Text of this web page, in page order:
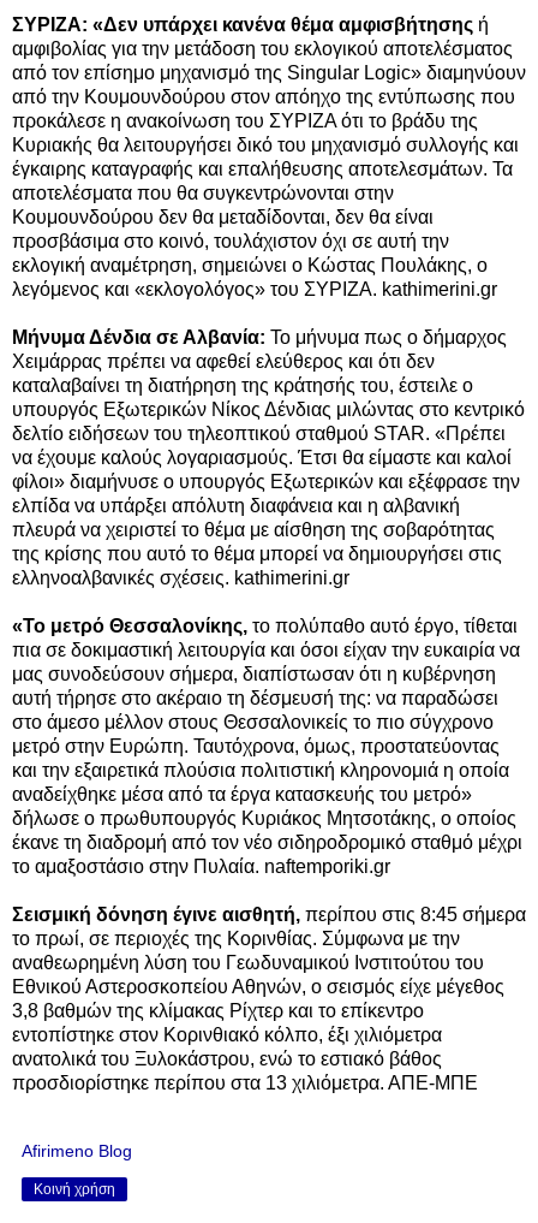
ΣΥΡΙΖΑ: «Δεν υπάρχει κανένα θέμα αμφισβήτησης ή
αμφιβολίας για την μετάδοση του εκλογικού αποτελέσματος
από τον επίσημο μηχανισμό της Singular Logic» διαμηνύουν
από την Κουμουνδούρου στον απόηχο της εντύπωσης που
προκάλεσε η ανακοίνωση του ΣΥΡΙΖΑ ότι το βράδυ της
Κυριακής θα λειτουργήσει δικό του μηχανισμό συλλογής και
έγκαιρης καταγραφής και επαλήθευσης αποτελεσμάτων. Τα
αποτελέσματα που θα συγκεντρώνονται στην
Κουμουνδούρου δεν θα μεταδίδονται, δεν θα είναι
προσβάσιμα στο κοινό, τουλάχιστον όχι σε αυτή την
εκλογική αναμέτρηση, σημειώνει ο Κώστας Πουλάκης, ο
λεγόμενος και «εκλογολόγος» του ΣΥΡΙΖΑ. kathimerini.gr
Μήνυμα Δένδια σε Αλβανία: Το μήνυμα πως ο δήμαρχος
Χειμάρρας πρέπει να αφεθεί ελεύθερος και ότι δεν
καταλαβαίνει τη διατήρηση της κράτησής του, έστειλε ο
υπουργός Εξωτερικών Νίκος Δένδιας μιλώντας στο κεντρικό
δελτίο ειδήσεων του τηλεοπτικού σταθμού STAR. «Πρέπει
να έχουμε καλούς λογαριασμούς. Έτσι θα είμαστε και καλοί
φίλοι» διαμήνυσε ο υπουργός Εξωτερικών και εξέφρασε την
ελπίδα να υπάρξει απόλυτη διαφάνεια και η αλβανική
πλευρά να χειριστεί το θέμα με αίσθηση της σοβαρότητας
της κρίσης που αυτό το θέμα μπορεί να δημιουργήσει στις
ελληνοαλβανικές σχέσεις. kathimerini.gr
«Το μετρό Θεσσαλονίκης, το πολύπαθο αυτό έργο, τίθεται
πια σε δοκιμαστική λειτουργία και όσοι είχαν την ευκαιρία να
μας συνοδεύσουν σήμερα, διαπίστωσαν ότι η κυβέρνηση
αυτή τήρησε στο ακέραιο τη δέσμευσή της: να παραδώσει
στο άμεσο μέλλον στους Θεσσαλονικείς το πιο σύγχρονο
μετρό στην Ευρώπη. Ταυτόχρονα, όμως, προστατεύοντας
και την εξαιρετικά πλούσια πολιτιστική κληρονομιά η οποία
αναδείχθηκε μέσα από τα έργα κατασκευής του μετρό»
δήλωσε ο πρωθυπουργός Κυριάκος Μητσοτάκης, ο οποίος
έκανε τη διαδρομή από τον νέο σιδηροδρομικό σταθμό μέχρι
το αμαξοστάσιο στην Πυλαία. naftemporiki.gr
Σεισμική δόνηση έγινε αισθητή, περίπου στις 8:45 σήμερα
το πρωί, σε περιοχές της Κορινθίας. Σύμφωνα με την
αναθεωρημένη λύση του Γεωδυναμικού Ινστιτούτου του
Εθνικού Αστεροσκοπείου Αθηνών, ο σεισμός είχε μέγεθος
3,8 βαθμών της κλίμακας Ρίχτερ και το επίκεντρο
εντοπίστηκε στον Κορινθιακό κόλπο, έξι χιλιόμετρα
ανατολικά του Ξυλοκάστρου, ενώ το εστιακό βάθος
προσδιορίστηκε περίπου στα 13 χιλιόμετρα. ΑΠΕ-ΜΠΕ
Afirimeno Blog
Κοινή χρήση